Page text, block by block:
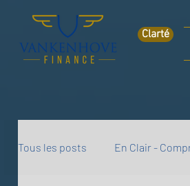
Clarté
Tous les posts En Clair -